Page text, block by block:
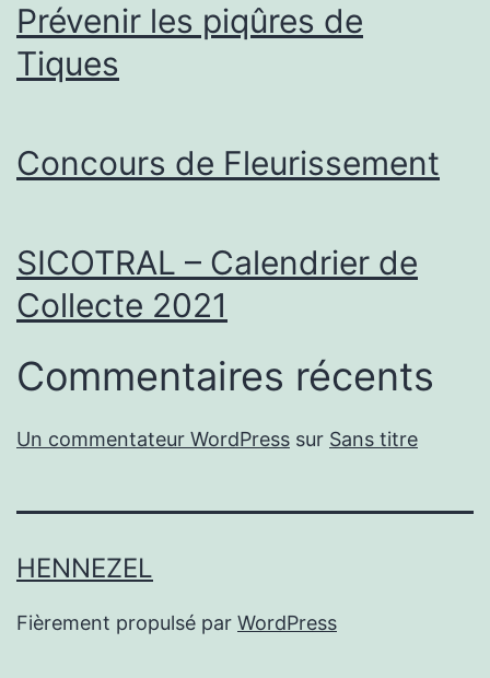
Prévenir les piqûres de
Tiques
Concours de Fleurissement
SICOTRAL – Calendrier de
Collecte 2021
Commentaires récents
Un commentateur WordPress sur Sans titre
HENNEZEL
Fièrement propulsé par WordPress